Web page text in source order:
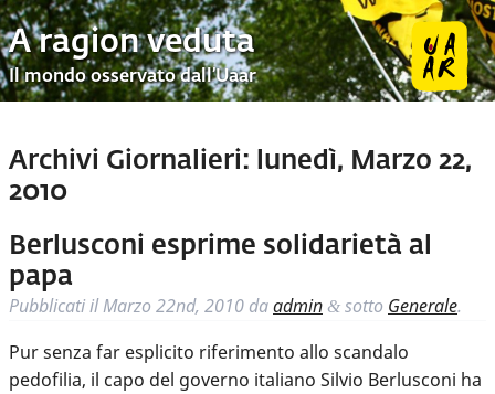
A ragion veduta
Il mondo osservato dall’Uaar
Archivi Giornalieri: lunedì, Marzo 22,
2010
Berlusconi esprime solidarietà al
papa
Pubblicati ilMarzo 22nd, 2010 daadmin & sotto Generale.
Pur senza far esplicito riferimento allo scandalo
pedofilia, il capo del governo italiano Silvio Berlusconi ha